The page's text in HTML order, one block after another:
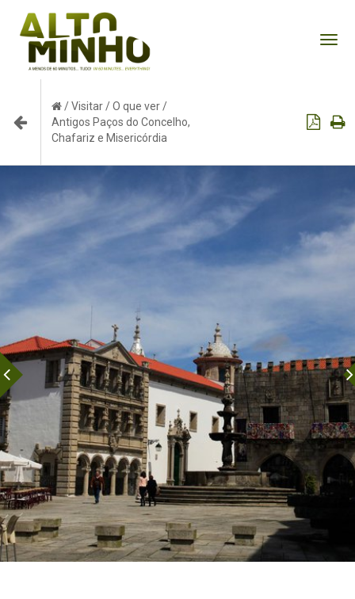
/Visitar/O que ver/
Antigos Paços do Concelho,
Chafariz e Misericórdia